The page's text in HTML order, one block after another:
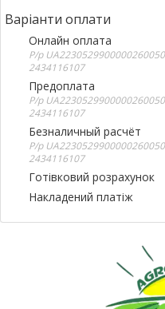
Варіанти оплати
Онлайн оплата
Р/р
2434116107
Предоплата
Р/р
2434116107
Безналичный расчёт
Р/р
2434116107
Готівковий розрахунок
Накладений платіж